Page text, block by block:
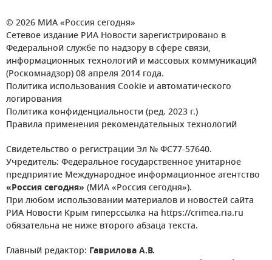
© 2026 МИА «Россия сегодня»
Сетевое издание РИА Новости зарегистрировано в
Федеральной службе по надзору в сфере связи,
информационных технологий и массовых коммуникаций
(Роскомнадзор) 08 апреля 2014 года.
Политика использования Cookie и автоматического
логирования
Политика конфиденциальности (ред. 2023 г.)
Правила применения рекомендательных технологий
Свидетельство о регистрации Эл № ФС77-57640.
Учредитель: Федеральное государственное унитарное
предприятие Международное информационное агентство
«Россия сегодня» (МИА «Россия сегодня»).
При любом использовании материалов и новостей сайта
РИА Новости Крым гиперссылка на https://crimea.ria.ru
обязательна не ниже второго абзаца текста.
Главный редактор: Гаврилова А.В.